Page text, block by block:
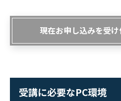
現在お申し込みを受
受講に必要なPC環境